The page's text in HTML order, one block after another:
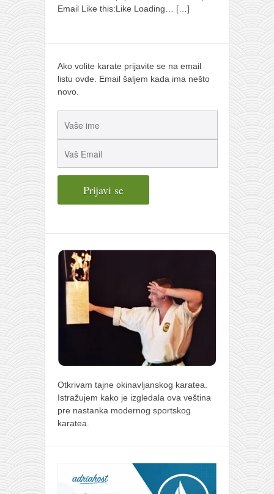
Email Like this:Like Loading…
[…]
Ako volite karate prijavite se na email
listu ovde. Email šaljem kada ima nešto
novo.
Otkrivam tajne okinavljanskog karatea.
Istražujem kako je izgledala ova veština
pre nastanka modernog sportskog
karatea.